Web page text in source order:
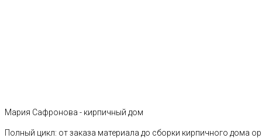
Мария Сафронова - кирпичный дом
Полный цикл: от заказа материала до сборки кирпичного дома